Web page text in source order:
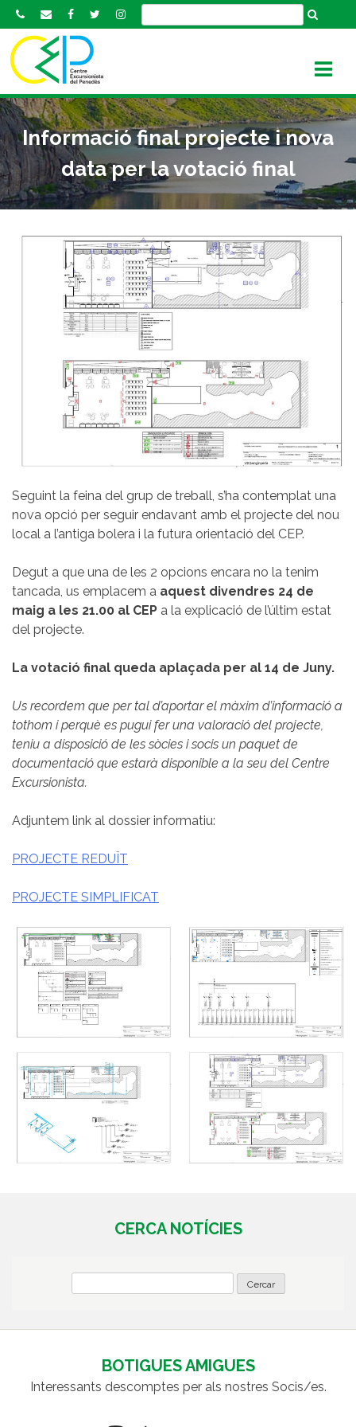
k
o
c
o
n
t
e
Informació final projecte i nova
data per la votació final
Seguint la feina del grup de treball, s’ha contemplat una
nova opció per seguir endavant amb el projecte del nou
local a l’antiga bolera i la futura orientació del CEP.
Degut a que una de les 2 opcions encara no la tenim
tancada, us emplacem a aquest divendres 24 de
maig a les 21.00 al CEP a la explicació de l’últim estat
del projecte.
La votació final queda aplaçada per al 14 de Juny.
Us recordem que per tal d’aportar el màxim d’informació a
tothom i perquè es pugui fer una valoració del projecte,
teniu a disposició de les sòcies i socis un paquet de
documentació que estarà disponible a la seu del Centre
Excursionista.
Adjuntem link al dossier informatiu:
PROJECTE REDUÏT
PROJECTE SIMPLIFICAT
CERCA NOTÍCIES
BOTIGUES AMIGUES
Interessants descomptes per als nostres Socis/es.